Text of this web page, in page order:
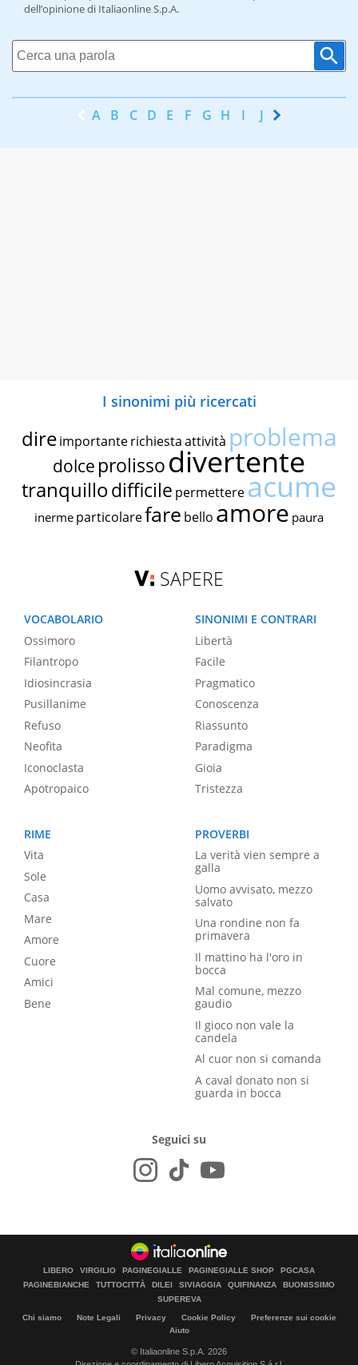
dell’opinione di Italiaonline S.p.A.
A B C D E F G H I J K
I sinonimi più ricercati
dire importante richiestaattività problema
dolce prolissodivertente
tranquillodifficile permettereacume
inerme particolarefare bello amore paura
SAPERE
VOCABOLARIO
Ossimoro
Filantropo
Idiosincrasia
Pusillanime
Refuso
Neofita
Iconoclasta
Apotropaico
SINONIMI E CONTRARI
Libertà
Facile
Pragmatico
Conoscenza
Riassunto
Paradigma
Gioia
Tristezza
RIME
Vita
Sole
Casa
Mare
Amore
Cuore
Amici
Bene
PROVERBI
La verità vien sempre a
galla
Uomo avvisato, mezzo
salvato
Una rondine non fa
primavera
Il mattino ha l'oro in
bocca
Mal comune, mezzo
gaudio
Il gioco non vale la
candela
Al cuor non si comanda
A caval donato non si
guarda in bocca
Seguici su
LIBERO VIRGILIO PAGINEGIALLE PAGINEGIALLE SHOP
PGCASA
PAGINEBIANCHE
TUTTOCITTÀ DILEI SIVIAGGIA QUIFINANZA
BUONISSIMO
SUPEREVA
Chi siamo Note Legali Privacy Cookie Policy
Preferenze sui cookie
Aiuto
© Italiaonline S.p.A. 2026